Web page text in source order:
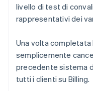
livello di test di
rappresentativi dei
Una volta completata
semplicemente
precedente sistema
tutti i clienti su Billing.